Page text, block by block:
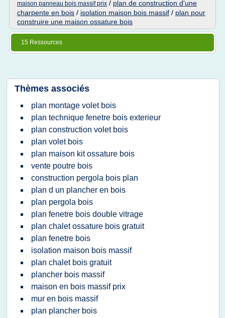
maison panneau bois massif prix / plan de construction d'une
charpente en bois / isolation maison bois massif / plan pour
construire une maison ossature bois
15 Ressources
Thèmes associés
plan montage volet bois
plan technique fenetre bois exterieur
plan construction volet bois
plan volet bois
plan maison kit ossature bois
vente poutre bois
construction pergola bois plan
plan d un plancher en bois
plan pergola bois
plan fenetre bois double vitrage
plan chalet ossature bois gratuit
plan fenetre bois
isolation maison bois massif
plan chalet bois gratuit
plancher bois massif
maison en bois massif prix
mur en bois massif
plan plancher bois